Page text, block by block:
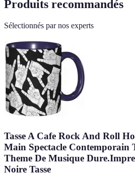
Produits recommandés
Sélectionnés par nos experts
Tasse A Cafe Rock And Roll
Main Spectacle Contemporain
Theme De Musique
Noire Tasse